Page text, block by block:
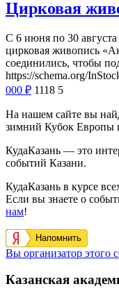
Цирковая
С 6 июня по 30
цирковая живопись
соединились, чтобы
https://schema.org/
000 ₽ 1118 5
На нашем сайте вы
зимний Кубок Европы
КудаКазань — это
событий Казани.
КудаКазань в курсе
Если вы знаете о
нам!
Напомнить
Вы организатор этого
Казанская